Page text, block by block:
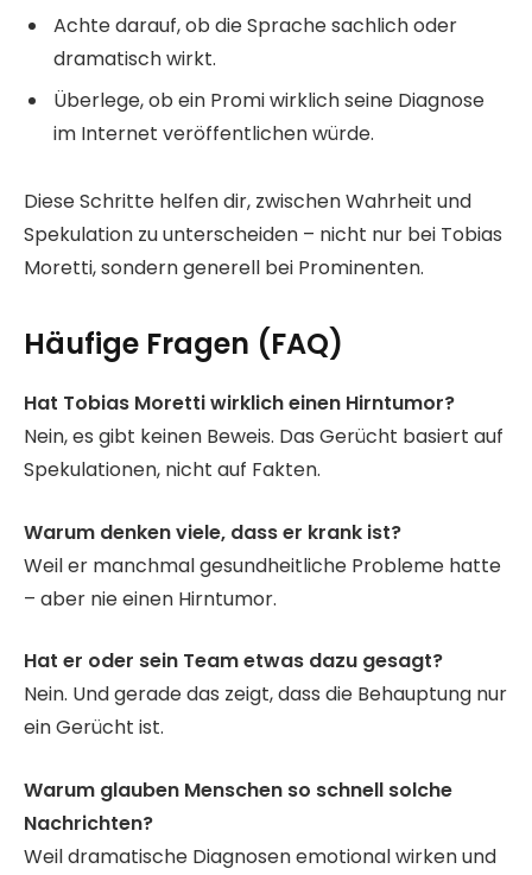
Achte darauf, ob die Sprache sachlich oder
dramatisch wirkt.
Überlege, ob ein Promi wirklich seine Diagnose
im Internet veröffentlichen würde.
Diese Schritte helfen dir, zwischen Wahrheit und
Spekulation zu unterscheiden – nicht nur bei Tobias
Moretti, sondern generell bei Prominenten.
Häufige Fragen (FAQ)
Hat Tobias Moretti wirklich einen Hirntumor?
Nein, es gibt keinen Beweis. Das Gerücht basiert auf
Spekulationen, nicht auf Fakten.
Warum denken viele, dass er krank ist?
Weil er manchmal gesundheitliche Probleme hatte
– aber nie einen Hirntumor.
Hat er oder sein Team etwas dazu gesagt?
Nein. Und gerade das zeigt, dass die Behauptung nur
ein Gerücht ist.
Warum glauben Menschen so schnell solche
Nachrichten?
Weil dramatische Diagnosen emotional wirken und